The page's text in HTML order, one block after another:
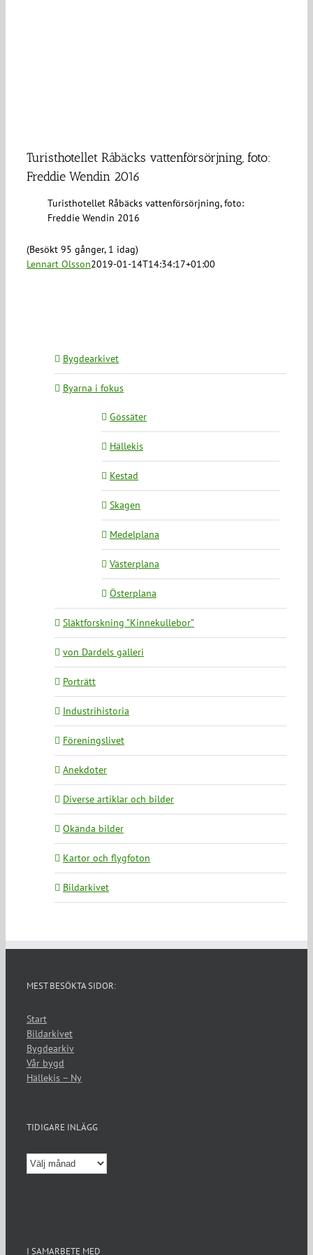
Turisthotellet Råbäcks vattenförsörjning, foto:
Freddie Wendin 2016
Turisthotellet Råbäcks vattenförsörjning, foto:
Freddie Wendin 2016
(Besökt 95 gånger, 1 idag)
Lennart Olsson2019-01-14T14:34:17+01:00
Bygdearkivet
Byarna i fokus
Gössäter
Hällekis
Kestad
Skagen
Medelplana
Västerplana
Österplana
Släktforskning ”Kinnekullebor”
von Dardels galleri
Porträtt
Industrihistoria
Föreningslivet
Anekdoter
Diverse artiklar och bilder
Okända bilder
Kartor och flygfoton
Bildarkivet
MEST BESÖKTA SIDOR:
Start
Bildarkivet
Bygdearkiv
Vår bygd
Hällekis – Ny
TIDIGARE INLÄGG
Tidigare
inlägg
I SAMARBETE MED